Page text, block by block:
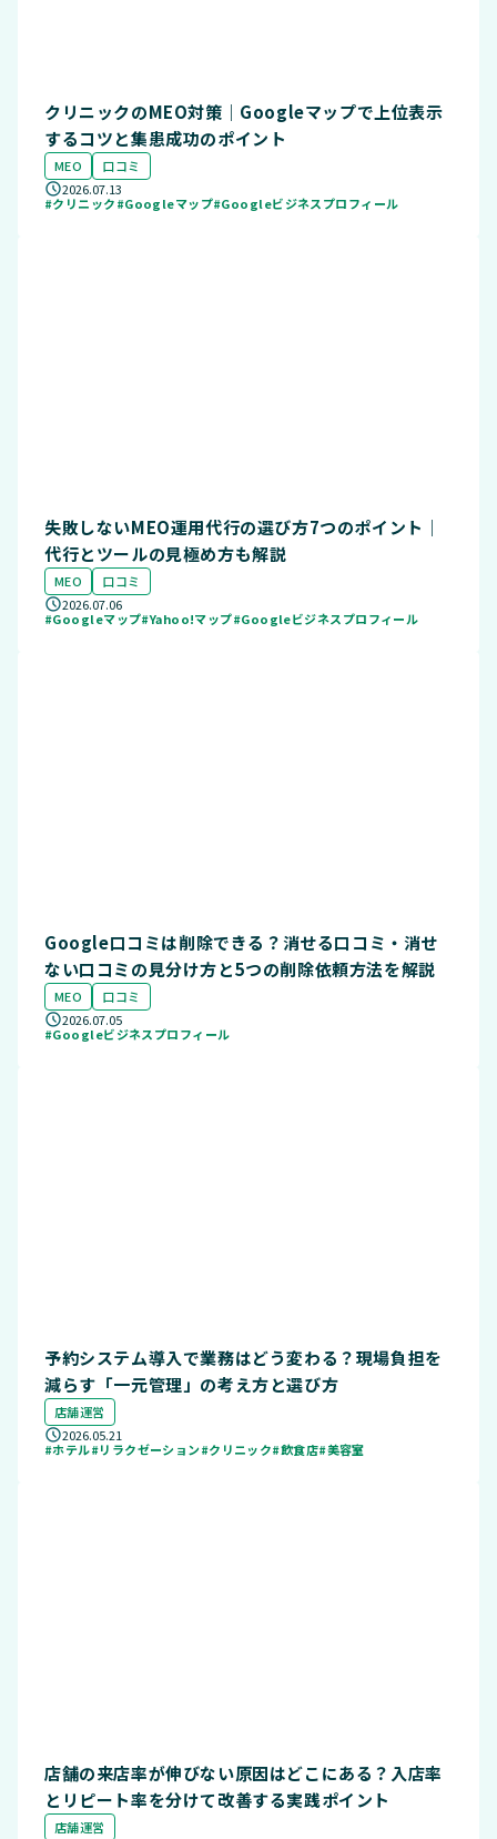
クリニックのMEO対策｜Googleマップで上位表示
するコツと集患成功のポイント
MEO
口コミ
2026.07.13
#クリニック#Googleマップ#Googleビジネスプロフィール
失敗しないMEO運用代行の選び方7つのポイント｜
代行とツールの見極め方も解説
MEO
口コミ
2026.07.06
#Googleマップ#Yahoo!マップ#Googleビジネスプロフィール
Google口コミは削除できる？消せる口コミ・消せ
ない口コミの見分け方と5つの削除依頼方法を解説
MEO
口コミ
2026.07.05
#Googleビジネスプロフィール
予約システム導入で業務はどう変わる？現場負担を
減らす「一元管理」の考え方と選び方
店舗運営
2026.05.21
#ホテル#リラクゼーション#クリニック#飲食店#美容室
店舗の来店率が伸びない原因はどこにある？入店率
とリピート率を分けて改善する実践ポイント
店舗運営